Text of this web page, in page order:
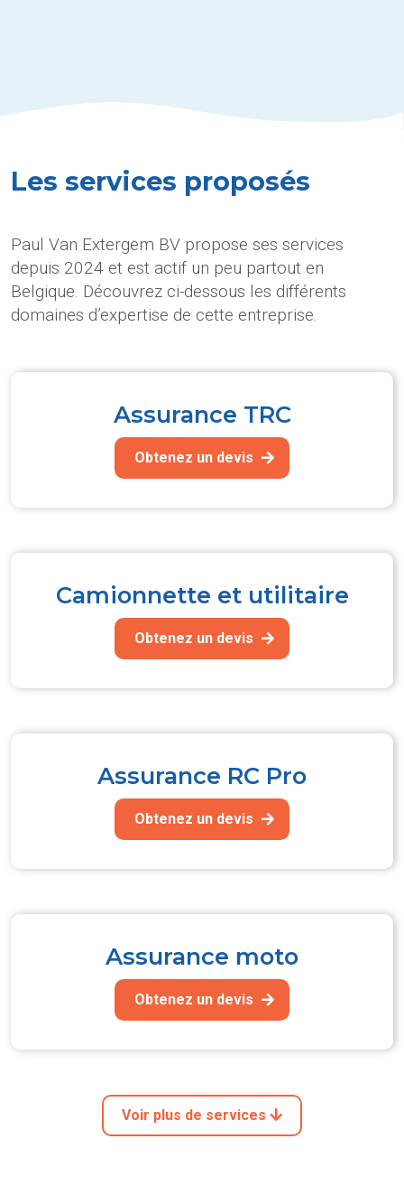
Les services proposés
Paul Van Extergem BV propose ses services
depuis 2024 et est actif un peu partout en
Belgique. Découvrez ci-dessous les différents
domaines d’expertise de cette entreprise.
Assurance TRC
Obtenez un devis
Camionnette et utilitaire
Obtenez un devis
Assurance RC Pro
Obtenez un devis
Assurance moto
Obtenez un devis
Voir plus de services